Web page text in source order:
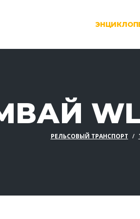
РЕЛЬСОВЫЙ ТРАНСПОРТ